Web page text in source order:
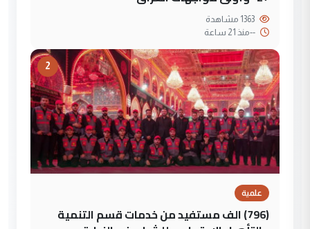
--منذ 21 ساعة
2
علمية
(796) الف مستفيد من خدمات قسم التنمية